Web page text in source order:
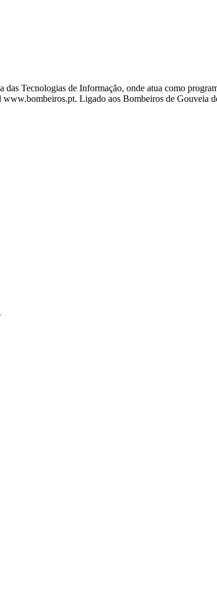
Tecnologias de Informação, onde atua como
Ligado aos Bombeiros de Gouveia